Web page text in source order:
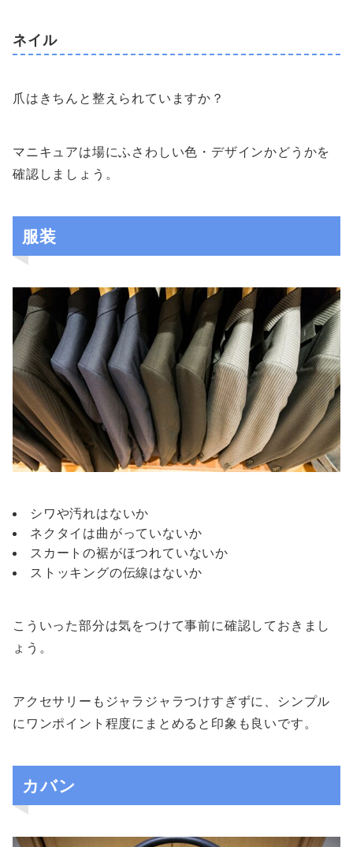
ネイル
爪はきちんと整えられていますか？
マニキュアは場にふさわしい色・デザインかどうかを
確認しましょう。
服装
シワや汚れはないか
ネクタイは曲がっていないか
スカートの裾がほつれていないか
ストッキングの伝線はないか
こういった部分は気をつけて事前に確認しておきまし
ょう。
アクセサリーもジャラジャラつけすぎずに、シンプル
にワンポイント程度にまとめると印象も良いです。
カバン